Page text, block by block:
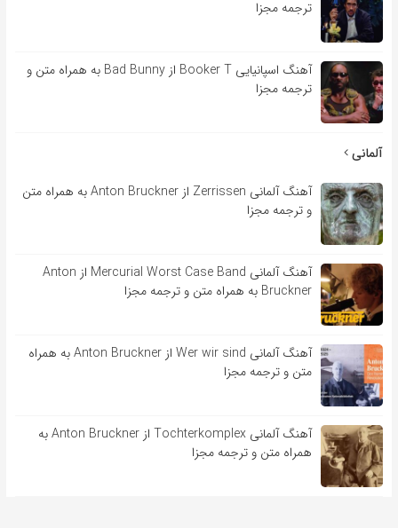
ترجمه مجزا
آهنگ اسپانیایی Booker T از Bad Bunny به همراه متن و
ترجمه مجزا
آلمانی
آهنگ آلمانی Zerrissen از Anton Bruckner به همراه متن
و ترجمه مجزا
آهنگ آلمانی Mercurial Worst Case Band از Anton
Bruckner به همراه متن و ترجمه مجزا
آهنگ آلمانی Wer wir sind از Anton Bruckner به همراه
متن و ترجمه مجزا
آهنگ آلمانی Tochterkomplex از Anton Bruckner به
همراه متن و ترجمه مجزا